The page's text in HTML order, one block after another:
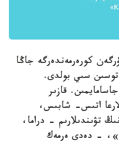
كورەرمەندەرگە جاڭا
سىي بولدى.
قازىر
اتىس- شابىس،
تۋىندىلارىم - دراما،
- دەدى ەرمەك